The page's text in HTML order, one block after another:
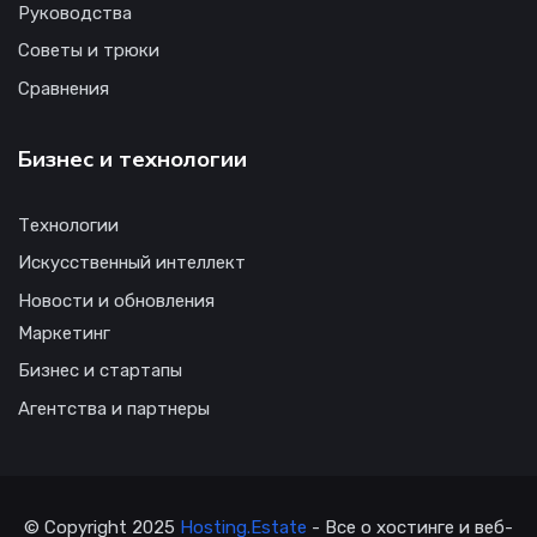
Руководства
Советы и трюки
Сравнения
Бизнес и технологии
Технологии
Искусственный интеллект
Новости и обновления
Маркетинг
Бизнес и стартапы
Агентства и партнеры
© Copyright 2025 Hosting.Estate - Все о хостинге и веб-